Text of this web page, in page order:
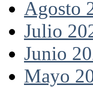
Agosto
Julio
Junio
Mayo